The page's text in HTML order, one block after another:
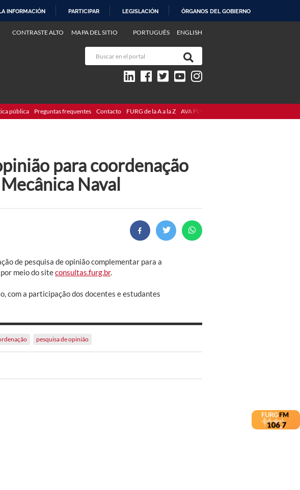
INFORMACIÓN PARTICIPAR LEGISLACIÓN ÓRGANOS DEL GOBIERNO
PORTUGUÊS ENGLISH
CONTRASTE ALTO MAPA DEL SITIO
pública Preguntas frequentes Contacto FURG de la A a la Z AVA FURG
para coordenação
Naval
de pesquisa de opinião complementar para a
meio do siteconsultas.furg.br.
com a participação dos docentes e estudantes
pesquisa de opinião